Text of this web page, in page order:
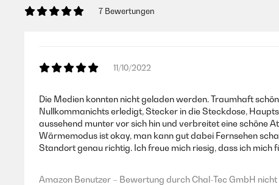
7 Bewertungen
11/10/2022
Die Medien konnten nicht geladen werden. Traumhaft
Nullkommanichts erledigt, Stecker in die Steckdose,
aussehend munter vor sich hin und verbreitet eine schöne
Wärmemodus ist okay, man kann gut dabei Fernsehen
Standort genau richtig. Ich freue mich riesig, dass ich
Amazon Benutzer – Bewertung durch Chal-Tec GmbH